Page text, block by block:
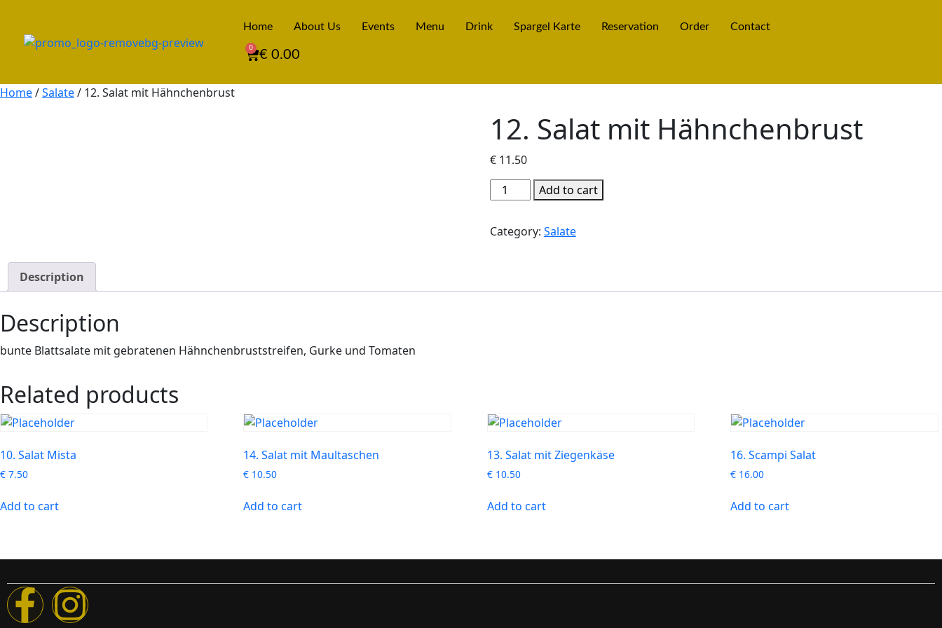
Home About Us Events Menu Drink Spargel Karte Reservation Order Contact
€ 0.00
0
Home/Salate/ 12. Salat mit Hähnchenbrust
12. Salat mit Hähnchenbrust
€11.50
Add to cart
Category: Salate
Description
Description
bunte Blattsalate mit gebratenen Hähnchenbruststreifen, Gurke und Tomaten
Related products
10. Salat Mista
€ 7.50
Add to cart
14. Salat mit Maultaschen
€ 10.50
Add to cart
13. Salat mit Ziegenkäse
€10.50
Add to cart
16. Scampi Salat
€ 16.00
Add to cart